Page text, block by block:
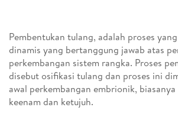
Pembentukan tulang, adalah proses
dinamis yang bertanggung jawab atas
perkembangan sistem rangka. Proses
disebut osifikasi tulang dan proses ini
awal perkembangan embrionik,
keenam dan ketujuh.